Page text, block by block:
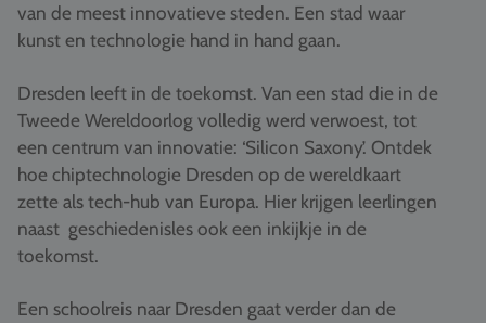
Vacatures
076 522 30 57
Klantportaal
van de meest innovatieve steden. Een stad waar
kunst en technologie hand in hand gaan.
Dresden leeft in de toekomst. Van een stad die in de
Tweede Wereldoorlog volledig werd verwoest, tot
een centrum van innovatie: ‘Silicon Saxony’. Ontdek
hoe chiptechnologie Dresden op de wereldkaart
zette als tech-hub van Europa. Hier krijgen leerlingen
naast geschiedenisles ook een inkijkje in de
toekomst.
Een schoolreis naar Dresden gaat verder dan de